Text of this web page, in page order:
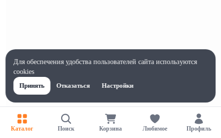
Характеристики
Каталог Поиск Корзина Любимое Профиль
Для обеспечения удобства пользователей сайта используются
cookies
Принять
Отказаться Настройки